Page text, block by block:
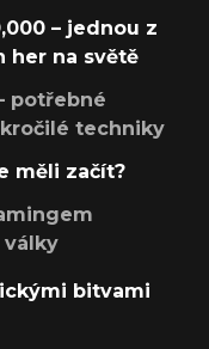
– jednou z
her na světě
potřebné
techniky
měli začít?
války
bitvami